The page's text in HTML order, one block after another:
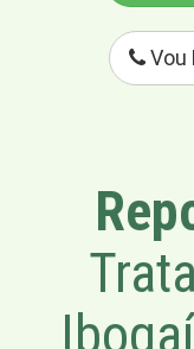
Vou